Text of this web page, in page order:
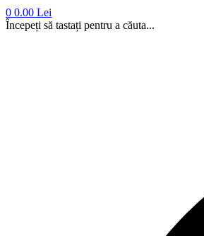
0 0.00 Lei
Începeți să tastați pentru a căuta...